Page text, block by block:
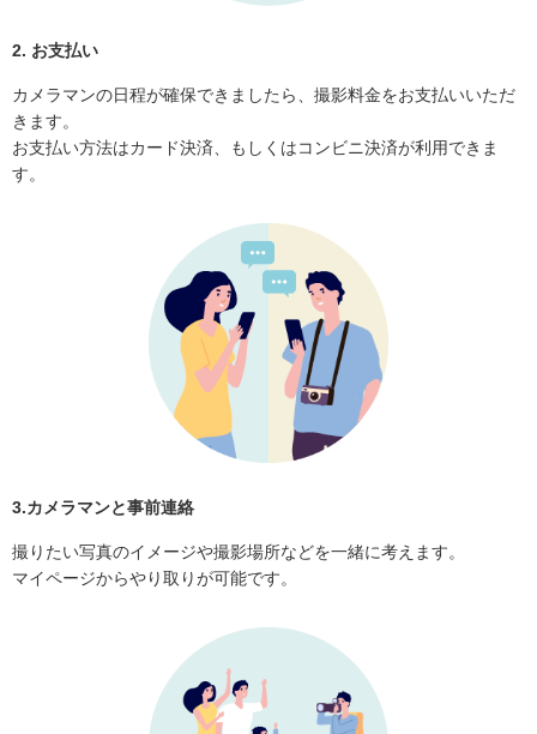
2. お支払い
カメラマンの日程が確保できましたら、撮影料金をお支払いいただ
きます。
お支払い方法はカード決済、もしくはコンビニ決済が利用できま
す。
3.カメラマンと事前連絡
撮りたい写真のイメージや撮影場所などを一緒に考えます。
マイページからやり取りが可能です。